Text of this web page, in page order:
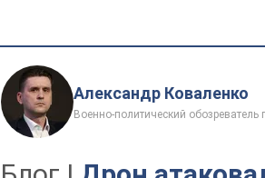
Александр Коваленко
Военно-политический